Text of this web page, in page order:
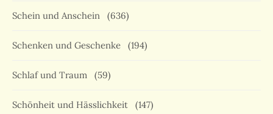
Schein und Anschein (636)
Schenken und Geschenke (194)
Schlaf und Traum (59)
Schönheit und Hässlichkeit (147)